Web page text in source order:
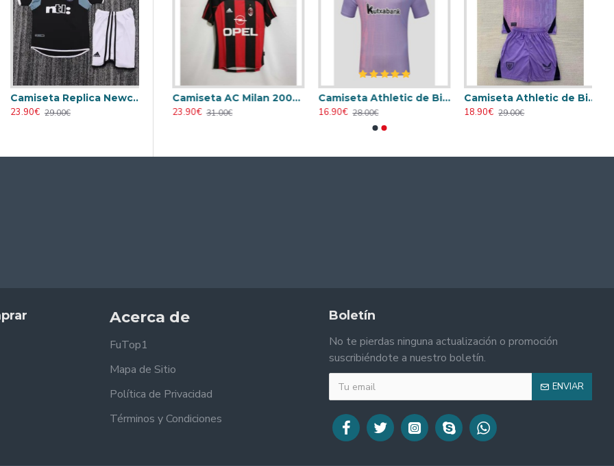
Camiseta Replica Newcastle United Away 2000/01 Retro Equipación
23.90€
29.00€
23.90€ 31.00€
Camiseta AC Milan 2000/2001 Local Retro
23.90€ 31.00€
Camiseta Athletic de Bilbao 2024/2025 Alternativo
16.90€ 28.00€
Camiseta Athletic de Bilbao 2024/2025 Alternativo Niño Kit
18.90€
29.00€
Acerca de
FuTop1
Mapa de Sitio
Política de Privacidad
Términos y Condiciones
Boletín
No te pierdas ninguna actualización o promoción
suscribiéndote a nuestro boletín.
ENVIAR